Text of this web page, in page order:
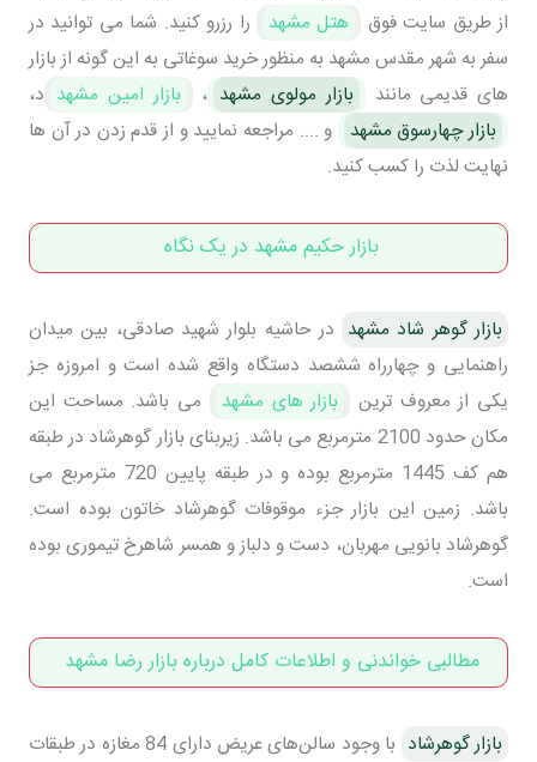
از طریق سایت فوق
هتل مشهد
را رزرو کنید. شما می توانید در
سفر به شهر مقدس مشهد به منظور خرید سوغاتی به این گونه از بازار
های قدیمی مانند
بازار مولوی مشهد ، بازار امین مشهد د،
بازار چهارسوق مشهد
و .... مراجعه نمایید و از قدم زدن در آن ها
نهایت لذت را کسب کنید.
بازار حکیم مشهد در یک نگاه
بازار گوهر شاد مشهد در حاشیه بلوار شهید صادقی، بین میدان
راهنمایی و چهارراه ششصد دستگاه واقع شده است و امروزه جز
یکی از معروف ترین
بازار های مشهد
می باشد. مساحت این
مکان حدود 2100 مترمربع می باشد. زیربنای بازار گوهرشاد در طبقه
هم کف 1445 مترمربع بوده و در طبقه پایین 720 مترمربع می
باشد. زمین این بازار جزء موقوفات گوهرشاد خاتون بوده است.
گوهرشاد بانویی مهربان، دست و دلباز و همسر شاهرخ تیموری بوده
است.
مطالبی خواندنی و اطلاعات کامل درباره بازار رضا مشهد
بازار گوهرشاد
با وجود سالن‌های عریض دارای 84 مغازه در طبقات